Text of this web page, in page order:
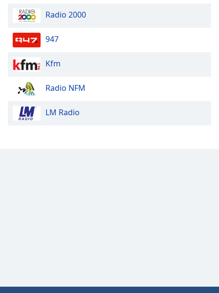
Radio 2000
947
Kfm
Radio NFM
LM Radio